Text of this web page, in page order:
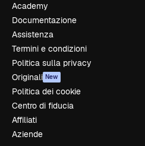
Academy
Documentazione
Assistenza
Termini e condizioni
Politica sulla privacy
Originali New
Politica dei cookie
Centro di fiducia
Affiliati
Aziende